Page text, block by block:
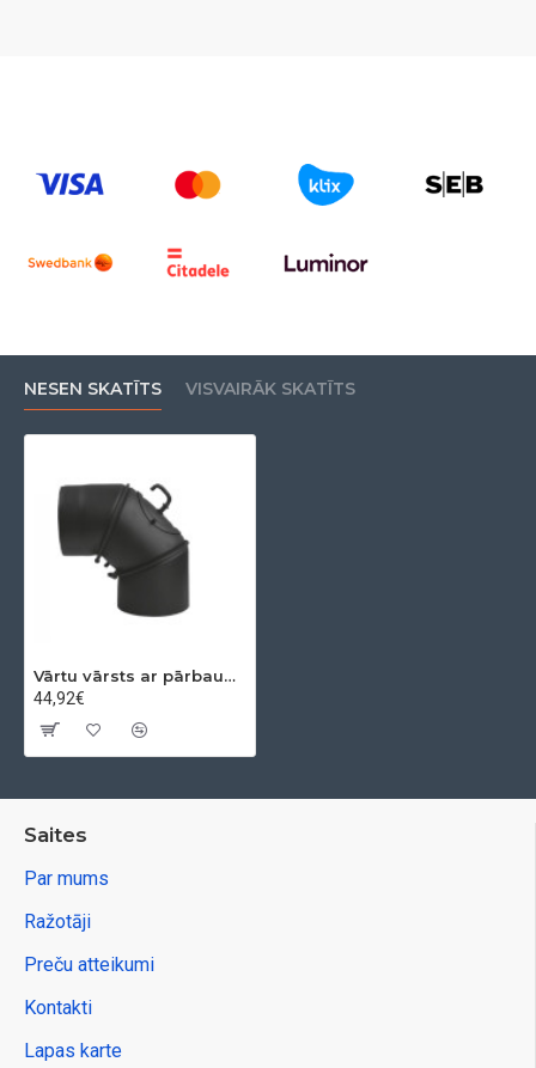
NESEN SKATĪTS VISVAIRĀK SKATĪTS
Vārtu vārsts ar pārbaudi,trīsdaļigs 0-90º Ø130x2mm
44,92€
Saites
Par mums
Ražotāji
Preču atteikumi
Kontakti
Lapas karte